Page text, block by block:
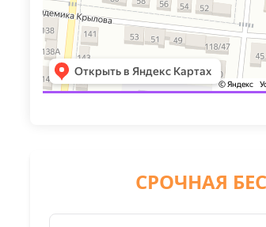
СРОЧНАЯ